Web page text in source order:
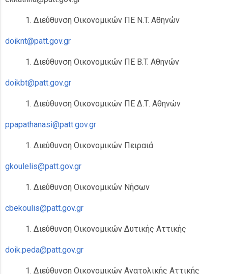
Διεύθυνση Οικονομικών ΠΕ N.T. Αθηνών
doiknt@patt.gov.gr
Διεύθυνση Οικονομικών ΠΕ B.T. Αθηνών
doikbt@patt.gov.gr
Διεύθυνση Οικονομικών ΠΕ Δ.Τ. Αθηνών
ppapathanasi@patt.gov.gr
Διεύθυνση Οικονομικών Πειραιά
gkoulelis@patt.gov.gr
Διεύθυνση Οικονομικών Νήσων
cbekoulis@patt.gov.gr
Διεύθυνση Οικονομικών Δυτικής Αττικής
doik.peda@patt.gov.gr
Διεύθυνση Οικονομικών Ανατολικής Αττικής